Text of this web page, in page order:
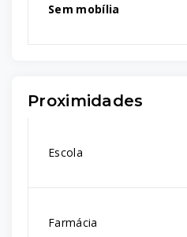
Sem mobília
Proximidades
Escola
Farmácia